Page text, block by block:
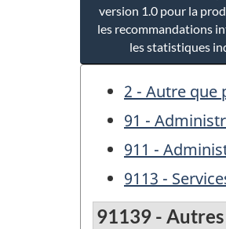
version 1.0 pour la
les recommandations
les statistiques
2 - Autre
91 -
911 -
9113 -
91139 -